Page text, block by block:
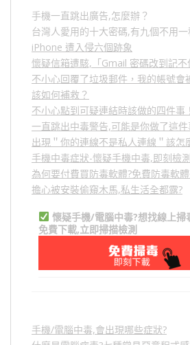
手機一直跳出廣告,怎麼辦？
台灣人愛用的十大密碼,有九個不用
iPhone 遭入侵六個跡象
懷疑信箱遭駭,「Gmail 密碼改到記
不小心回覆了垃圾郵件，我的帳號會
該如何補救？
不小心點到可疑連結時該做的四件事！
一直跳出中毒警告,可能是你做了這件
出現＂你的連線不是私人連線＂該怎
手機中毒症狀-懷疑手機中毒,即刻檢
為何要付費買防毒軟體?免費防毒軟
擔心被安裝偷窺木馬,私生活全都露?
懷疑手機/電腦中毒?想找線上掃
免費下載,立即掃描檢測
手機/電腦中毒,會出現哪些症狀?